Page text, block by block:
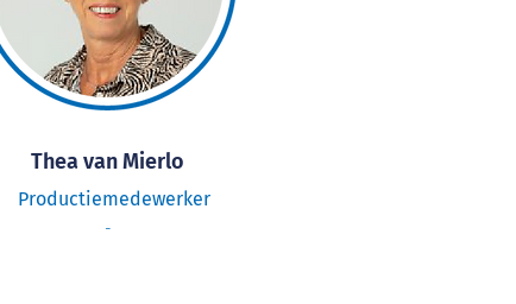
Thea van Mierlo
Productiemedewerker
-